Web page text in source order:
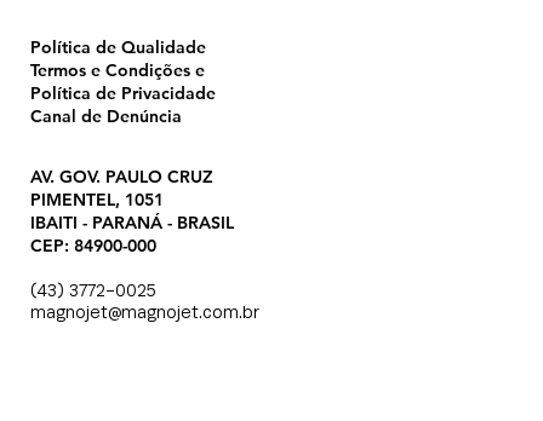
Política de Qualidade
Termos e Condições e
Política de Privacidade
Canal de Denúncia
AV. GOV. PAULO CRUZ
PIMENTEL, 1051
IBAITI - PARANÁ - BRASIL
CEP: 84900-000
(43) 3772-0025
magnojet@magnojet.com.br